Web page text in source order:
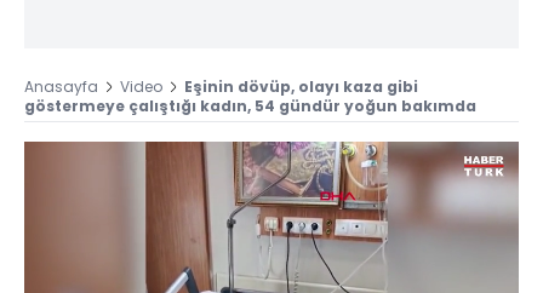
Anasayfa Video
Eşinin dövüp, olayı kaza gibi
göstermeye çalıştığı kadın, 54 gündür yoğun bakımda